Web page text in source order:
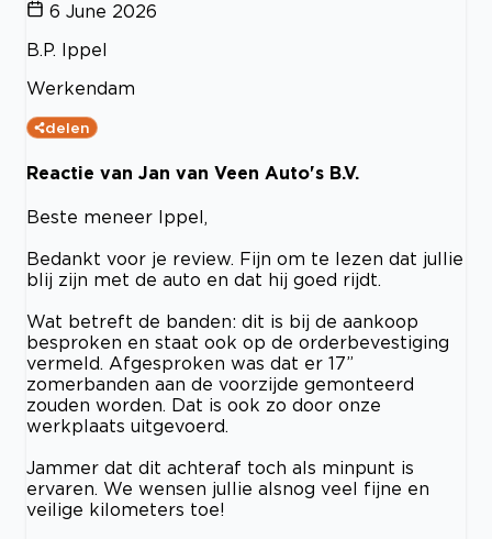
6 June 2026
B.P. Ippel
Werkendam
delen
Reactie van Jan van Veen Auto's B.V.
Beste meneer Ippel,
Bedankt voor je review. Fijn om te lezen dat jullie
blij zijn met de auto en dat hij goed rijdt.
Wat betreft de banden: dit is bij de aankoop
besproken en staat ook op de orderbevestiging
vermeld. Afgesproken was dat er 17”
zomerbanden aan de voorzijde gemonteerd
zouden worden. Dat is ook zo door onze
werkplaats uitgevoerd.
Jammer dat dit achteraf toch als minpunt is
ervaren. We wensen jullie alsnog veel fijne en
veilige kilometers toe!